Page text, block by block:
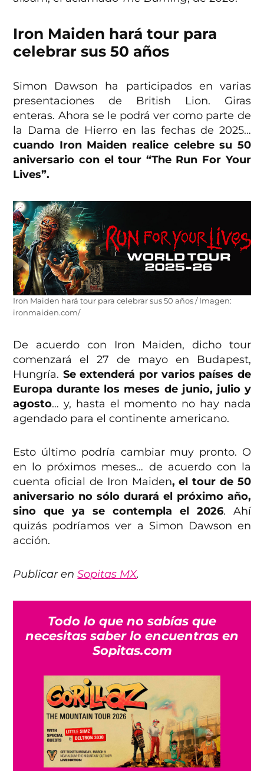
Iron Maiden hará tour para
celebrar sus 50 años
Simon Dawson ha participados en varias
presentaciones de British Lion. Giras
enteras. Ahora se le podrá ver como parte de
la Dama de Hierro en las fechas de 2025…
cuando Iron Maiden realice celebre su 50
aniversario con el tour “The Run For Your
Lives”.
Iron Maiden hará tour para celebrar sus 50 años / Imagen:
ironmaiden.com/
De acuerdo con Iron Maiden, dicho tour
comenzará el 27 de mayo en Budapest,
Hungría. Se extenderá por varios países de
Europa durante los meses de junio, julio y
agosto… y, hasta el momento no hay nada
agendado para el continente americano.
Esto último podría cambiar muy pronto. O
en lo próximos meses… de acuerdo con la
cuenta oficial de Iron Maiden, el tour de 50
aniversario no sólo durará el próximo año,
sino que ya se contempla el 2026. Ahí
quizás podríamos ver a Simon Dawson en
acción.
Publicar enSopitas MX.
Todo lo que no sabías que
necesitas saber lo encuentras en
Sopitas.com